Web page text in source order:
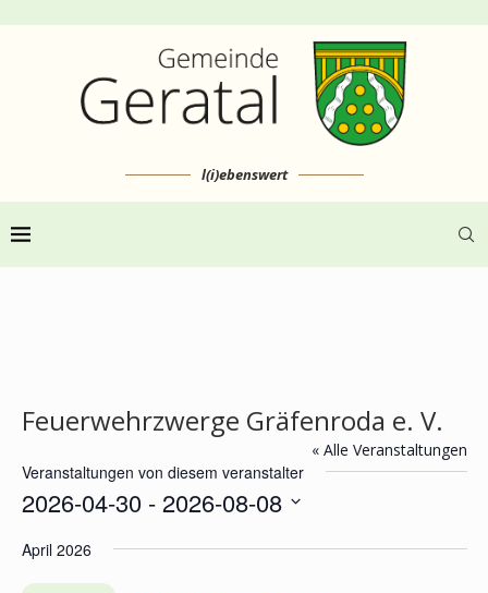
l(i)ebenswert
Feuerwehrzwerge Gräfenroda e. V.
« Alle Veranstaltungen
Veranstaltungen von diesem veranstalter
2026-04-30 - 2026-08-08
wählen.
April 2026